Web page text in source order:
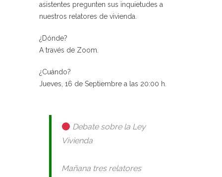
asistentes pregunten sus inquietudes a
nuestros relatores de vivienda.
¿Dónde?
A través de Zoom.
¿Cuándo?
Jueves, 16 de Septiembre a las 20:00 h.
Debate sobre la Ley
Vivienda
Mañana tres relatores